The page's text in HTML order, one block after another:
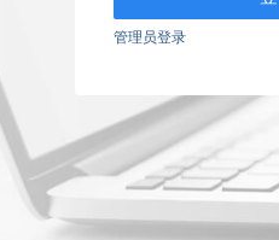
管理员登录